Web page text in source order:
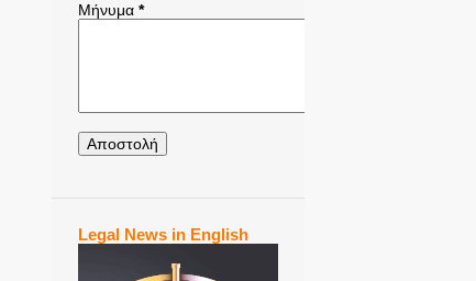
Μήνυμα *
Legal News in English